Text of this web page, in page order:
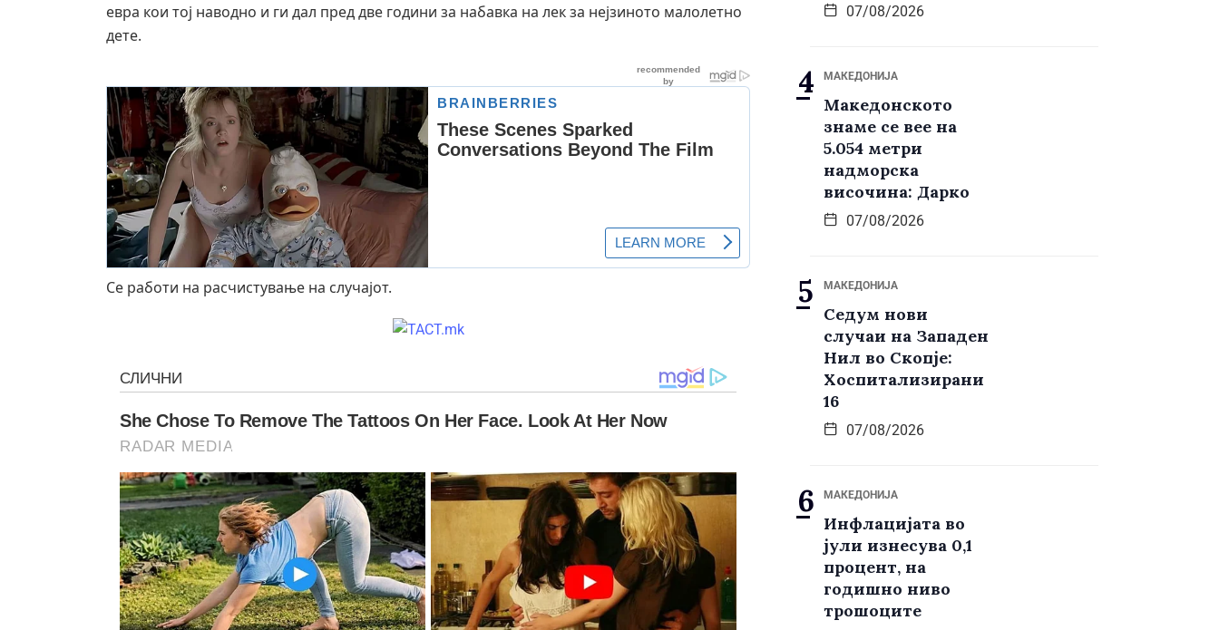
евра кои тој наводно и ги дал пред две години за набавка на лек за нејзиното малолетно
дете.
Се работи на расчистување на случајот.
07/08/2026
МАКЕДОНИЈА
Македонското
знаме се вее на
5.054 метри
надморска
височина: Дарко
07/08/2026
МАКЕДОНИЈА
Седум нови
случаи на Западен
Нил во Скопје:
Хоспитализирани
16
07/08/2026
МАКЕДОНИЈА
Инфлацијата во
јули изнесува 0,1
процент, на
годишно ниво
трошоците